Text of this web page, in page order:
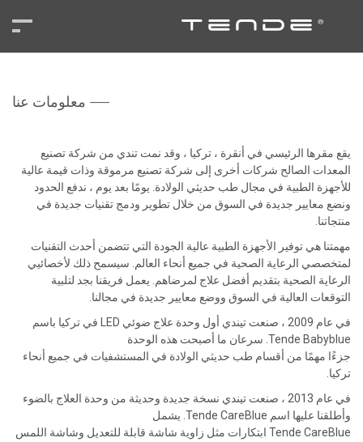
—— معلومات عنا
يقع مقرها الرئيسي في أنقرة ، تركيا ، وقد نمت تندي من شركة تصنيع
المعدات الصالح شركات أخرى إلى شركة تصنيع مرموقة وذات قيمة عالية
للأجهزة الطبية في مجال طب حديثي الولادة. يومًا بعد يوم ، ندفع الحدود
ونضع معايير جديدة في السوق من خلال تطوير ودمج تقنيات جديدة في
منتجاتنا.
مهمتنا هي توفير الأجهزة الطبية عالية الجودة التي تتضمن أحدث التقنيات
لمتخصصي الرعاية الصحية في جميع أنحاء العالم. سيسمح ذلك لأخصائيي
الرعاية الصحية بتقديم أفضل علاج لمرضاهم. يعمل فريقنا بجد لتلبية
التوقعات العالية في السوق ووضع معايير جديدة في مجالنا.
في عام 2009 ، صنعت تيندي أول وحدة علاج ضوئي LED في تركيا باسم
Tende Babyblue. سرعان ما أصبحت هذه الوحدة
جزءًا مهمًا من أقسام طب حديثي الولادة في المستشفيات في جميع أنحاء
تركيا.
في عام 2013 ، صنعت تيندي نسخة جديدة وحديثة من وحدة العلاج بالضوء
وأطلقنا عليها اسم Tende CareBlue. يشمل
Tende CareBlue ابتكارات مثل زاوية شاشة قابلة للتعديل وشاشة اللمس